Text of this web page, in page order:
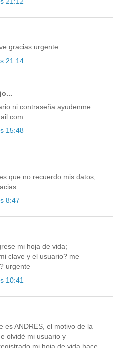
gracias urgente
21:14
ni contraseña ayudenme
15:48
que no recuerdo mis datos,
8:47
mi hoja de vida;
clave y el usuario? me
urgente
10:41
es ANDRES, el motivo de la
olvidé mi usuario y
mi hoja de vida hace